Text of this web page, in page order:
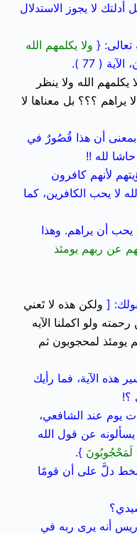
لا يجوز الاستدلال
تعالى: { ولا يكلمهم الله
( 77 ).
يكلمهم الله ولا ينظر
يراهم ؟؟؟ بل معناها لا
بمعنى أن هذا قُصُورٌ في
حاشا لله !!
لأنهم كافرون
لا يحب الكافرين، كما
يحب أن يراهم. وهذا
عن ربهم يومئذ
ولكن هذه لا تَعني
ولو اكملنا الآيه
يومئذ لمحجوبون ثم
هذه الآية، فما رأيك
؟!
يوم عند الشافعي،
عن قول الله
لَمَحْجُوبُونَ }.
دلَّ على أن قومًا
أنه يرى ربه في